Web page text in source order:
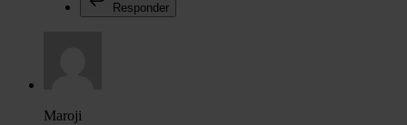
Responder
Maroji